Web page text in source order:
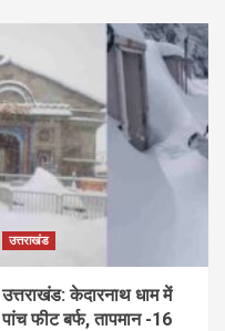
उत्तराखंड
उत्तराखंड: केदारनाथ धाम में
पांच फीट बर्फ, तापमान -16